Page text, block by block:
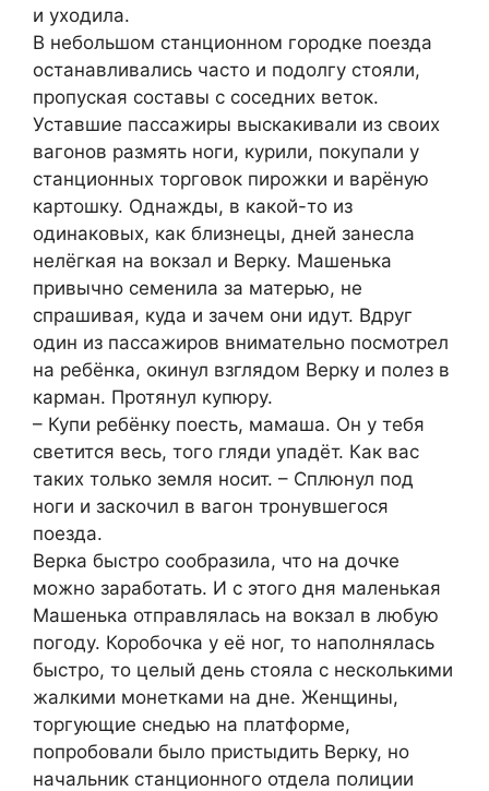
и уходила.
В небольшом станционном городке поезда
останавливались часто и подолгу стояли,
пропуская составы с соседних веток.
Уставшие пассажиры выскакивали из своих
вагонов размять ноги, курили, покупали у
станционных торговок пирожки и варёную
картошку. Однажды, в какой-то из
одинаковых, как близнецы, дней занесла
нелёгкая на вокзал и Верку. Машенька
привычно семенила за матерью, не
спрашивая, куда и зачем они идут. Вдруг
один из пассажиров внимательно посмотрел
на ребёнка, окинул взглядом Верку и полез в
карман. Протянул купюру.
– Купи ребёнку поесть, мамаша. Он у тебя
светится весь, того гляди упадёт. Как вас
таких только земля носит. – Сплюнул под
ноги и заскочил в вагон тронувшегося
поезда.
Верка быстро сообразила, что на дочке
можно заработать. И с этого дня маленькая
Машенька отправлялась на вокзал в любую
погоду. Коробочка у её ног, то наполнялась
быстро, то целый день стояла с несколькими
жалкими монетками на дне. Женщины,
торгующие снедью на платформе,
попробовали было пристыдить Верку, но
начальник станционного отдела полиции